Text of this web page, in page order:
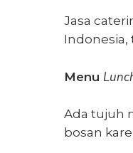
Jasa
Menu
Ada tujuh
bosan